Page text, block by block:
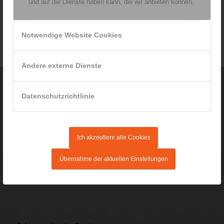
und auf die Dienste haben kann, die wir anbieten können.
Notwendige Website Cookies
Andere externe Dienste
Datenschutzrichtlinie
Ich akzeptiere alle Cookies
Übernahme der aktuellen Einstellungen
Wir bieten auch Haus- und Heimbesuche an.
Praxis für Ergotherapie
Renata Rainer